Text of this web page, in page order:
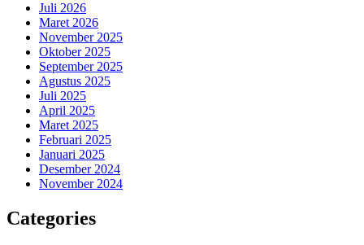
Juli 2026
Maret 2026
November 2025
Oktober 2025
September 2025
Agustus 2025
Juli 2025
April 2025
Maret 2025
Februari 2025
Januari 2025
Desember 2024
November 2024
Categories